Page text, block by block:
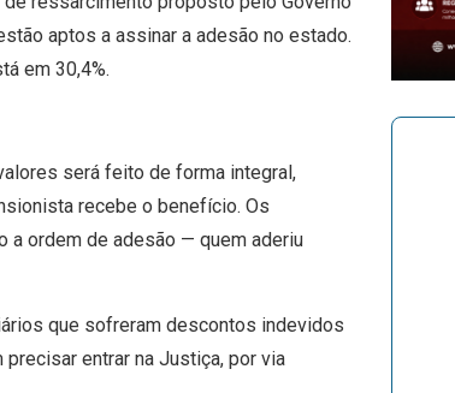
aptos a assinar a adesão no estado.
em 30,4%.
será feito de forma integral,
recebe o benefício. Os
a ordem de adesão — quem aderiu
que sofreram descontos indevidos
entrar na Justiça, por via